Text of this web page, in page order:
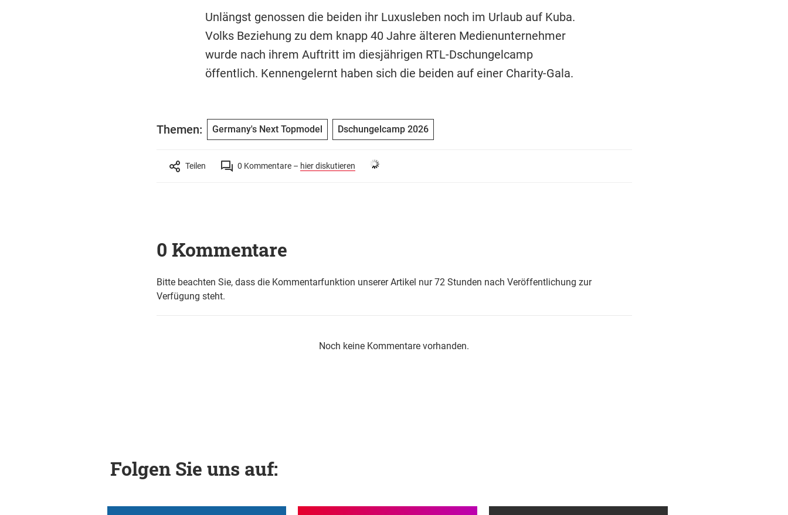
Unlängst genossen die beiden ihr Luxusleben noch im Urlaub auf Kuba.
Volks Beziehung zu dem knapp 40 Jahre älteren Medienunternehmer
wurde nach ihrem Auftritt im diesjährigen RTL-Dschungelcamp
öffentlich. Kennengelernt haben sich die beiden auf einer Charity-Gala.
Themen: Germany's Next Topmodel Dschungelcamp 2026
Teilen 0 Kommentare – hier diskutieren
0 Kommentare
Bitte beachten Sie, dass die Kommentarfunktion unserer Artikel nur 72 Stunden nach Veröffentlichung zur
Verfügung steht.
Noch keine Kommentare vorhanden.
Folgen Sie uns auf: